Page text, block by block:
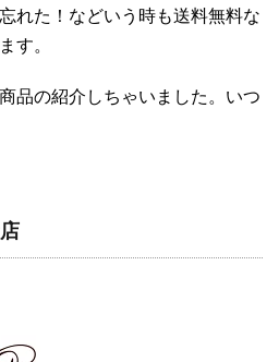
れた！などいう時も送料無料な
す。
品の紹介しちゃいました。いつ